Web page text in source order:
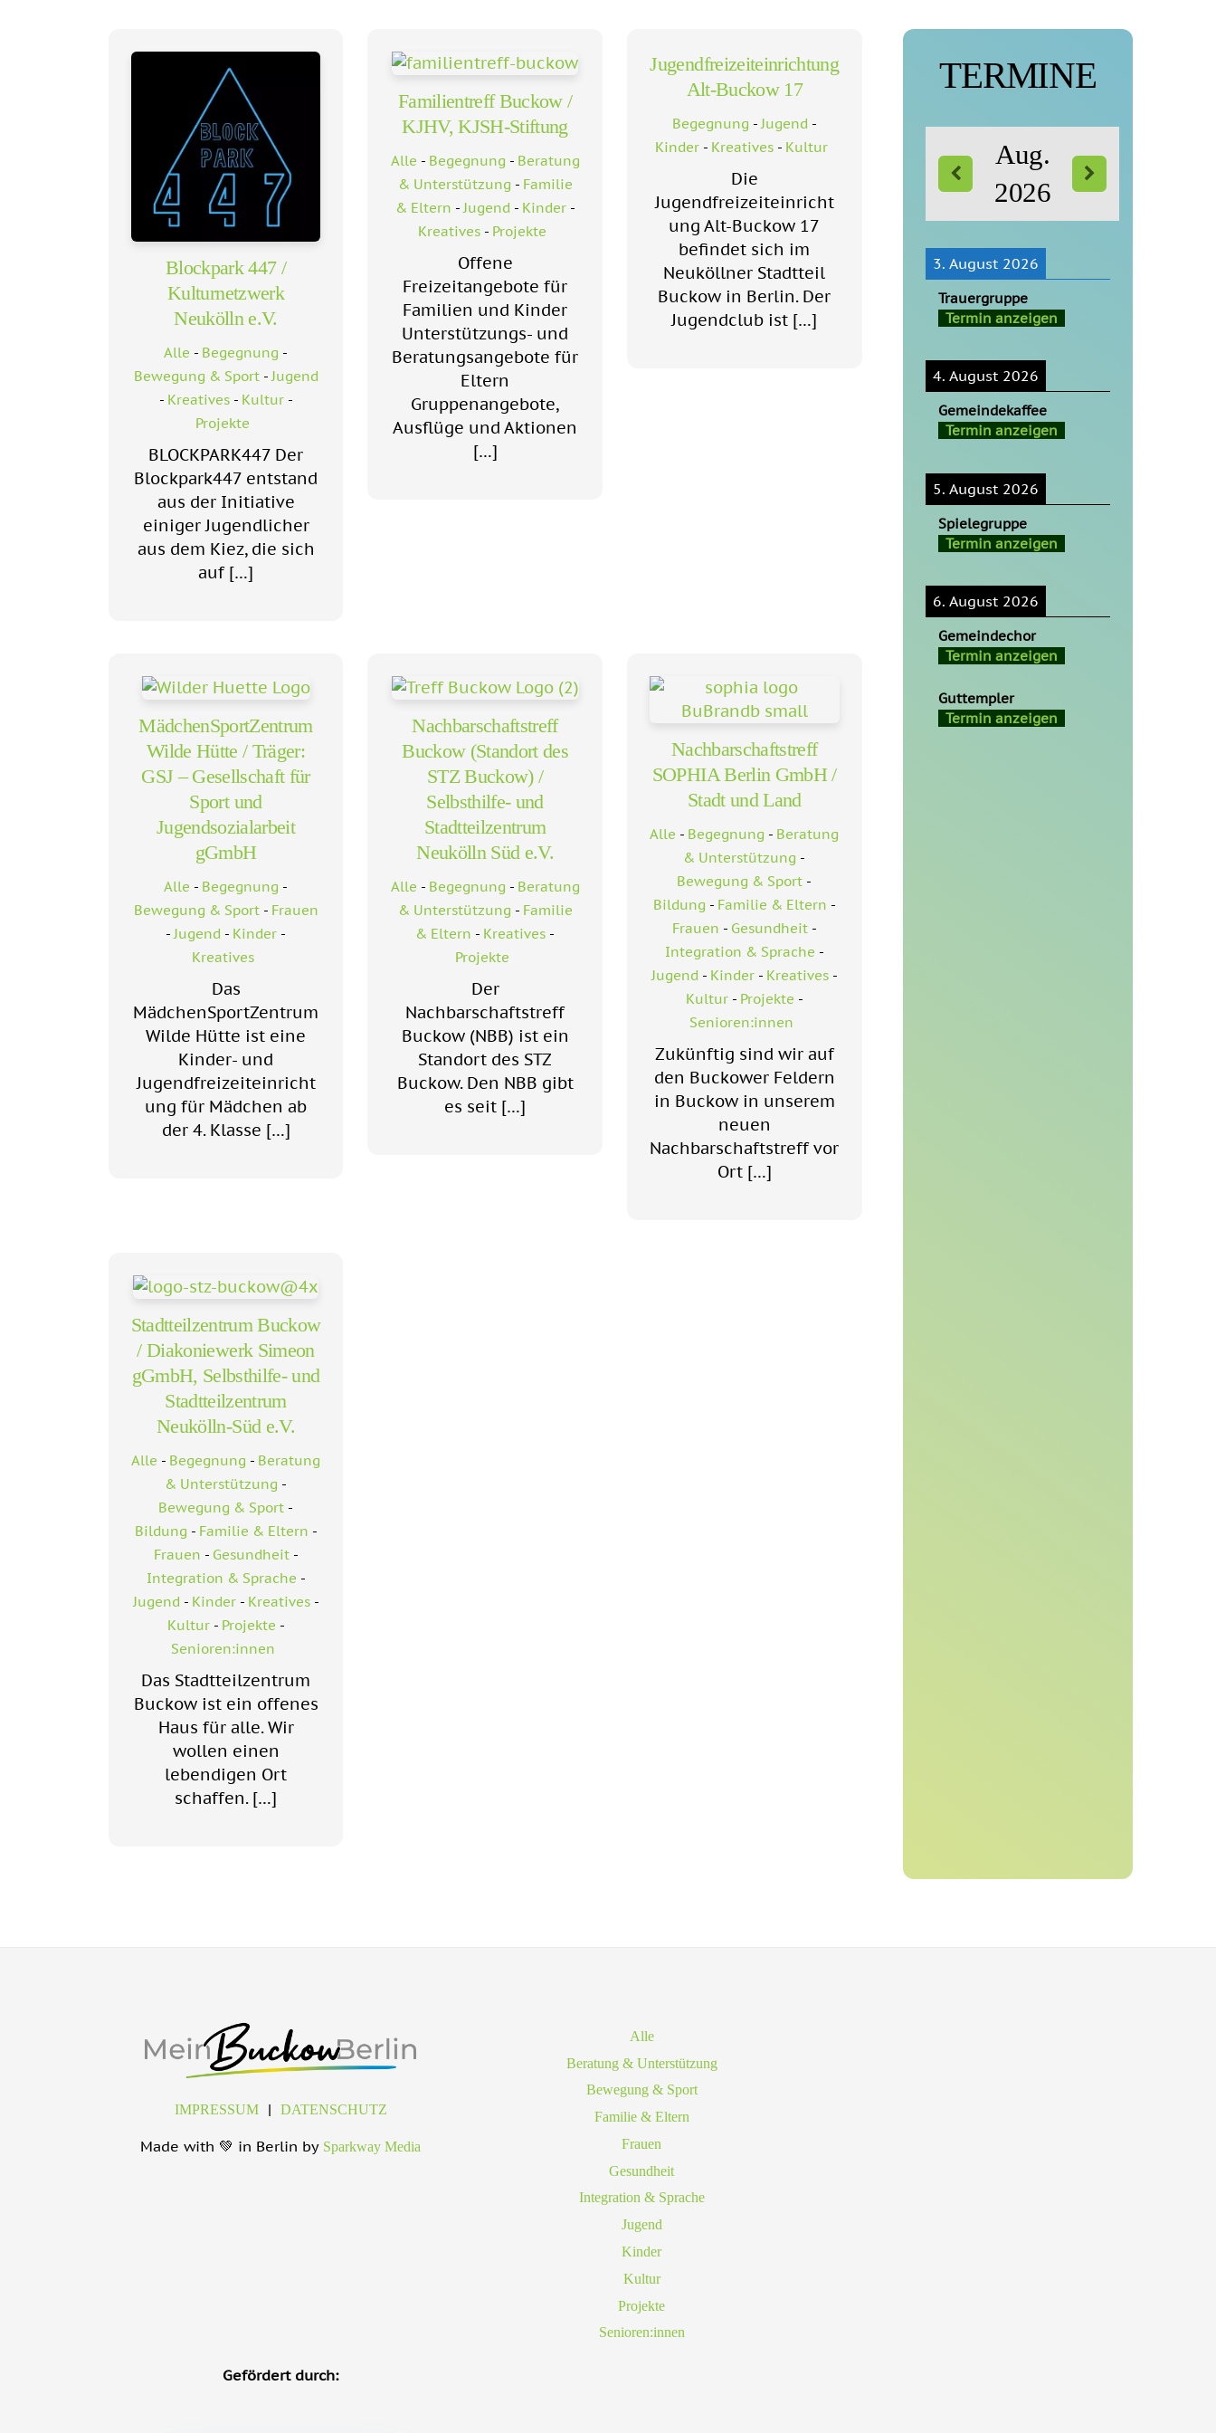
Blockpark 447 /
Kulturnetzwerk
Neukölln e.V.
Alle - Begegnung -
Bewegung & Sport- Jugend
- Kreatives- Kultur-
Projekte
BLOCKPARK447 Der
Blockpark447 entstand
aus der Initiative
einiger Jugendlicher
aus dem Kiez, die sich
auf […]
Familientreff Buckow /
KJHV, KJSH-Stiftung
Alle - Begegnung - Beratung
& Unterstützung - Familie
& Eltern - Jugend - Kinder-
Kreatives - Projekte
Offene
Freizeitangebote für
Familien und Kinder
Unterstützungs- und
Beratungsangebote für
Eltern
Gruppenangebote,
Ausflüge und Aktionen
[…]
Jugendfreizeiteinrichtung
Alt-Buckow 17
Begegnung - Jugend -
Kinder - Kreatives - Kultur
Die
Jugendfreizeiteinricht
ung Alt-Buckow 17
befindet sich im
Neuköllner Stadtteil
Buckow in Berlin. Der
Jugendclub ist […]
MädchenSportZentrum
Wilde Hütte / Träger:
GSJ – Gesellschaft für
Sport und
Jugendsozialarbeit
gGmbH
Alle - Begegnung -
Bewegung & Sport- Frauen
- Jugend - Kinder -
Kreatives
Das
MädchenSportZentrum
Wilde Hütte ist eine
Kinder- und
Jugendfreizeiteinricht
ung für Mädchen ab
der 4. Klasse […]
Nachbarschaftstreff
Buckow (Standort des
STZ Buckow) /
Selbsthilfe- und
Stadtteilzentrum
Neukölln Süd e.V.
Alle - Begegnung - Beratung
& Unterstützung - Familie
& Eltern - Kreatives -
Projekte
Der
Nachbarschaftstreff
Buckow (NBB) ist ein
Standort des STZ
Buckow. Den NBB gibt
es seit […]
Nachbarschaftstreff
SOPHIA Berlin GmbH /
Stadt und Land
Alle - Begegnung - Beratung
& Unterstützung -
Bewegung & Sport -
Bildung - Familie & Eltern -
Frauen - Gesundheit-
Integration & Sprache -
Jugend - Kinder- Kreatives-
Kultur- Projekte -
Senioren:innen
Zukünftig sind wir auf
den Buckower Feldern
in Buckow in unserem
neuen
Nachbarschaftstreff vor
Ort […]
Stadtteilzentrum Buckow
/ Diakoniewerk Simeon
gGmbH, Selbsthilfe- und
Stadtteilzentrum
Neukölln-Süd e.V.
Alle - Begegnung - Beratung
& Unterstützung -
Bewegung & Sport -
Bildung - Familie & Eltern -
Frauen - Gesundheit-
Integration & Sprache -
Jugend - Kinder- Kreatives-
Kultur- Projekte -
Senioren:innen
Das Stadtteilzentrum
Buckow ist ein offenes
Haus für alle. Wir
wollen einen
lebendigen Ort
schaffen. […]
TERMINE
Aug.
2026
3. August 2026
Trauergruppe
Termin anzeigen
4. August 2026
Gemeindekaffee
Termin anzeigen
5. August 2026
Spielegruppe
Termin anzeigen
6. August 2026
Gemeindechor
Termin anzeigen
Guttempler
Termin anzeigen
IMPRESSUM| DATENSCHUTZ
Made with 💚 in Berlin by Sparkway Media
Alle
Beratung & Unterstützung
Bewegung & Sport
Familie & Eltern
Frauen
Gesundheit
Integration & Sprache
Jugend
Kinder
Kultur
Projekte
Senioren:innen
Gefördert durch: